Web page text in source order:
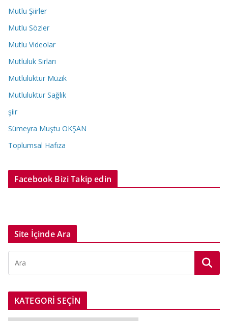
Mutlu Şiirler
Mutlu Sözler
Mutlu Videolar
Mutluluk Sırları
Mutluluktur Müzik
Mutluluktur Sağlık
şiir
Sümeyra Muştu OKŞAN
Toplumsal Hafıza
Facebook Bizi Takip edin
Site İçinde Ara
KATEGORİ SEÇİN